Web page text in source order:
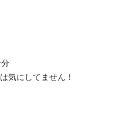
気にしてません！